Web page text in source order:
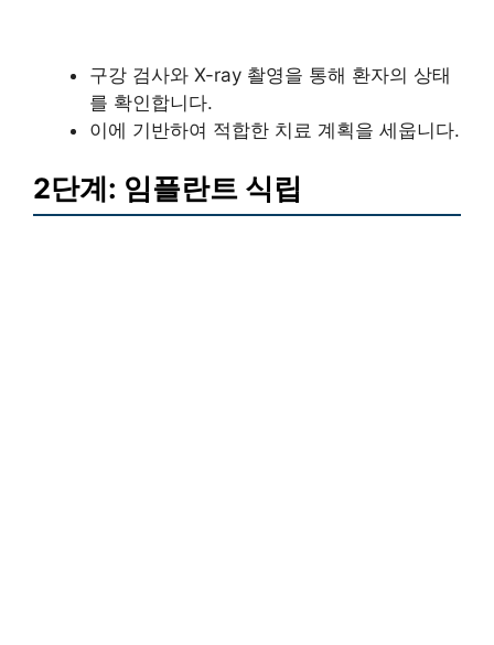
구강 검사와 X-ray 촬영을 통해 환자의 상태
를 확인합니다.
이에 기반하여 적합한 치료 계획을 세웁니다.
2단계: 임플란트 식립